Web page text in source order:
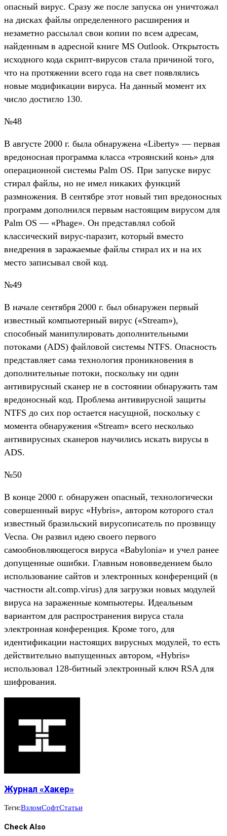
опасный вирус. Сразу же после запуска он уничтожал
на дисках файлы определенного расширения и
незаметно рассылал свои копии по всем адресам,
найденным в адресной книге MS Outlook. Открытость
исходного кода скрипт-вирусов стала причиной того,
что на протяжении всего года на свет появлялись
новые модификации вируса. На данный момент их
число достигло 130.
№48
B августе 2000 г. была обнаружена «Liberty» — первая
вредоносная программа класса «троянский конь» для
операционной системы Palm OS. При запуске вирус
стирал файлы, но не имел никаких функций
размножения. В сентябре этот новый тип вредоносных
программ дополнился первым настоящим вирусом для
Palm OS — «Phage». Он представлял собой
классический вирус-паразит, который вместо
внедрения в заражаемые файлы стирал их и на их
место записывал свой код.
№49
B начале сентября 2000 г. был обнаружен первый
известный компьютерный вирус («Stream»),
способный манипулировать дополнительными
потоками (ADS) файловой системы NTFS. Опасность
представляет сама технология проникновения в
дополнительные потоки, поскольку ни один
антивирусный сканер не в состоянии обнаружить там
вредоносный код. Проблема антивирусной защиты
NTFS до сих пор остается насущной, поскольку с
момента обнаружения «Stream» всего несколько
антивирусных сканеров научились искать вирусы в
ADS.
№50
B конце 2000 г. обнаружен опасный, технологически
совершенный вирус «Hybris», автором которого стал
известный бразильский вирусописатель по прозвищу
Vecna. Он развил идею своего первого
самообновляющегося вируса «Babylonia» и учел ранее
допущенные ошибки. Главным нововведением было
использование сайтов и электронных конференций (в
частности alt.comp.virus) для загрузки новых модулей
вируса на зараженные компьютеры. Идеальным
вариантом для распространения вируса стала
электронная конференция. Кроме того, для
идентификации настоящих вирусных модулей, то есть
действительно выпущенных автором, «Hybris»
использовал 128-битный электронный ключ RSA для
шифрования.
Журнал «Хакер»
Теги:ВзломСофтСтатьи
Check Also